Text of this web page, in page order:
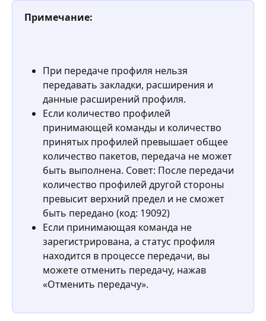
Примечание:
При передаче профиля нельзя
передавать закладки, расширения и
данные расширений профиля.
Если количество профилей
принимающей команды и количество
принятых профилей превышает общее
количество пакетов, передача не может
быть выполнена. Совет: После передачи
количество профилей другой стороны
превысит верхний предел и не сможет
быть передано (код: 19092)
Если принимающая команда не
зарегистрирована, а статус профиля
находится в процессе передачи, вы
можете отменить передачу, нажав
«Отменить передачу».